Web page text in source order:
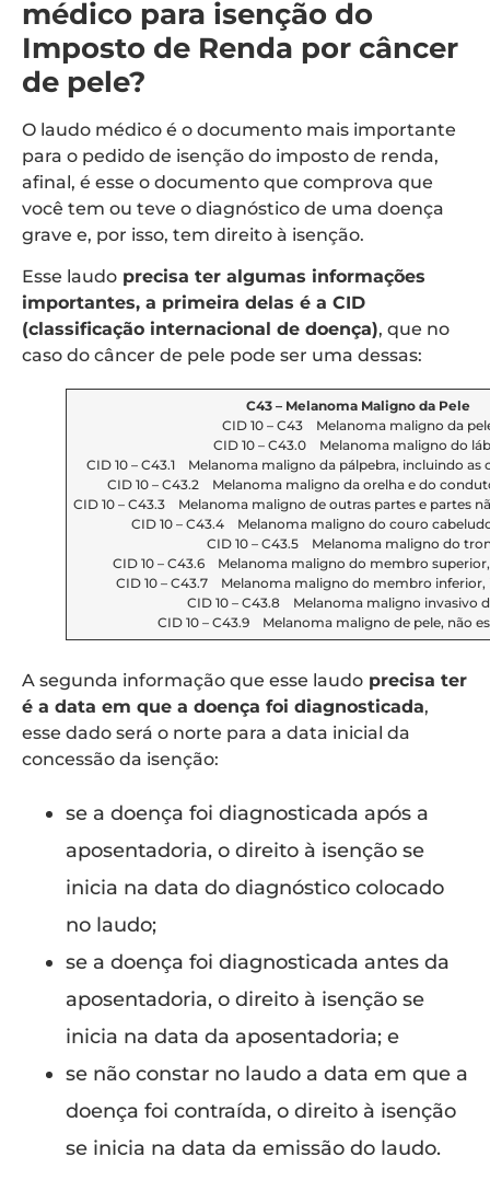
médico para isenção do
Imposto de Renda por câncer
de pele?
O laudo médico é o documento mais importante
para o pedido de isenção do imposto de renda,
afinal, é esse o documento que comprova que
você tem ou teve o diagnóstico de uma doença
grave e, por isso, tem direito à isenção.
Esse laudo precisa ter algumas informações
importantes, a primeira delas é a CID
(classificação internacional de doença), que no
caso do câncer de pele pode ser uma dessas:
C43 – Melanoma Maligno da Pele
CID 10 – C43 Melanoma maligno da
CID 10 – C43.0 Melanoma maligno do
CID 10 – C43.1 Melanoma maligno da pálpebra, incluindo as
CID 10 – C43.2 Melanoma maligno da orelha e do
CID 10 – C43.3 Melanoma maligno de outras partes e partes
CID 10 – C43.4 Melanoma maligno do couro
CID 10 – C43.5 Melanoma maligno do
CID 10 – C43.6 Melanoma maligno do membro
CID 10 – C43.7 Melanoma maligno do membro
CID 10 – C43.8 Melanoma maligno invasivo
CID 10 – C43.9 Melanoma maligno de pele, não
A segunda informação que esse laudo precisa ter
é a data em que a doença foi diagnosticada,
esse dado será o norte para a data inicial da
concessão da isenção:
se a doença foi diagnosticada após a
aposentadoria, o direito à isenção se
inicia na data do diagnóstico colocado
no laudo;
se a doença foi diagnosticada antes da
aposentadoria, o direito à isenção se
inicia na data da aposentadoria; e
se não constar no laudo a data em que a
doença foi contraída, o direito à isenção
se inicia na data da emissão do laudo.